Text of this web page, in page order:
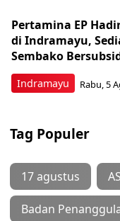
Indramayu
Pertamina EP
di Indramayu,
Sembako
Rabu, 5
Tag Populer
17 agustus
Badan